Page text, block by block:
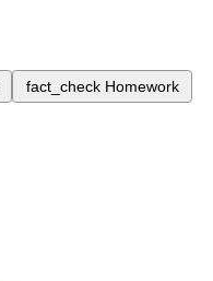
fact_check Homework